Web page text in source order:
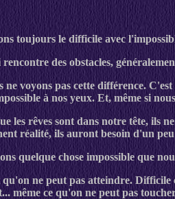
toujours le difficile avec
des obstacles,
voyons pas cette différence.
à nos yeux. Et, même si
les rêves sont dans notre tête, ils
réalité, ils auront besoin d'un
quelque chose impossible que
ne peut pas atteindre.
même ce qu'on ne peut pas